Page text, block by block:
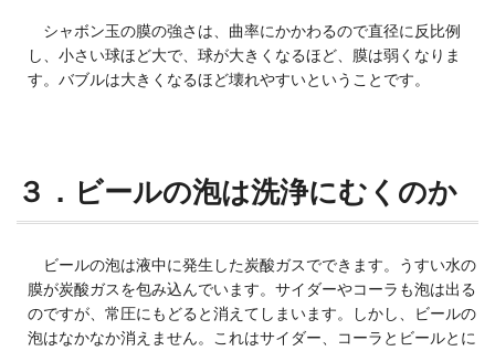
シャボン玉の膜の強さは、曲率にかかわるので直径に反比例
し、小さい球ほど大で、球が大きくなるほど、膜は弱くなりま
す。バブルは大きくなるほど壊れやすいということです。
３．ビールの泡は洗浄にむくのか
ビールの泡は液中に発生した炭酸ガスでできます。うすい水の
膜が炭酸ガスを包み込んでいます。サイダーやコーラも泡は出る
のですが、常圧にもどると消えてしまいます。しかし、ビールの
泡はなかなか消えません。これはサイダー、コーラとビールとに